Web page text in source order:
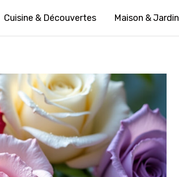
Cuisine & Découvertes Maison & Jardin